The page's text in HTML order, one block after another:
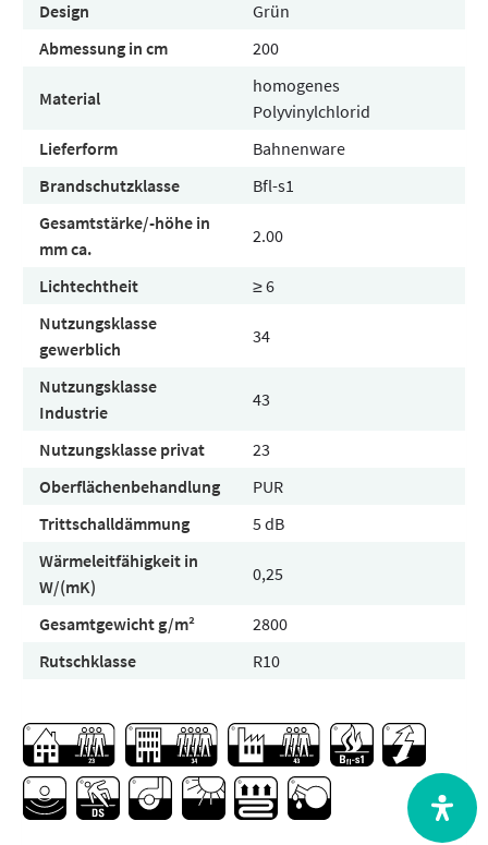
Design
Grün
Abmessung in cm
200
Material
homogenes
Polyvinylchlorid
Lieferform
Bahnenware
Brandschutzklasse
Bfl-s1
Gesamtstärke/-höhe in
mm ca.
2.00
Lichtechtheit
≥ 6
Nutzungsklasse
gewerblich
34
Nutzungsklasse
Industrie
43
Nutzungsklasse privat
23
Oberflächenbehandlung
PUR
Trittschalldämmung
5 dB
Wärmeleitfähigkeit in
W/(mK)
0,25
Gesamtgewicht g/m²
2800
Rutschklasse
R10